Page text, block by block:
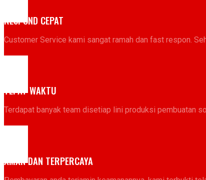
RESPOND CEPAT
Customer Service kami sangat ramah dan fast respon.
TEPAT WAKTU
Terdapat banyak team disetiap lini produksi pembuatan
AMAN DAN TERPERCAYA​